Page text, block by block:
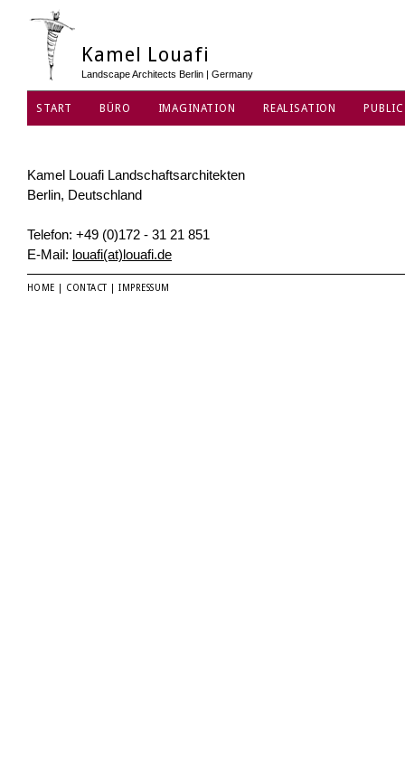
Kamel Louafi
Landscape Architects Berlin | Germany
START BÜRO IMAGINATION REALISATION
Kamel Louafi Landschaftsarchitekten
Berlin, Deutschland
Telefon: +49 (0)172 - 31 21 851
E-Mail: louafi(at)louafi.de
HOME CONTACT |IMPRESSUM